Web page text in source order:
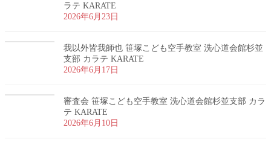
ラテ KARATE
2026年6月23日
我以外皆我師也 笹塚こども空手教室 洗心道会館杉並
支部 カラテ KARATE
2026年6月17日
審査会 笹塚こども空手教室 洗心道会館杉並支部 カラ
テ KARATE
2026年6月10日